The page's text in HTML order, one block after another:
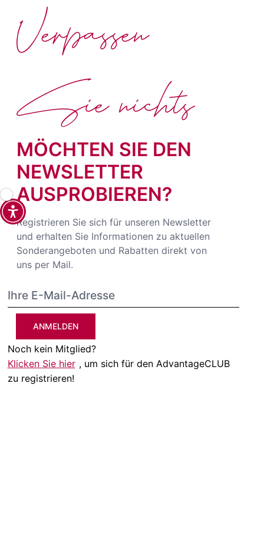
MÖCHTEN SIE DEN
NEWSLETTER
AUSPROBIEREN?
Registrieren Sie sich für unseren Newsletter
und erhalten Sie Informationen zu aktuellen
Sonderangeboten und Rabatten direkt von
uns per Mail.
ANMELDEN
Noch kein Mitglied?
Klicken Sie hier , um sich für den AdvantageCLUB
zu registrieren!
Verpassen
Sie nichts